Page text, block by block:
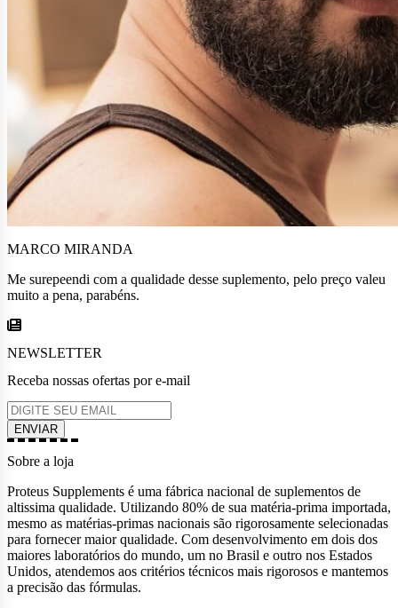
MARCO MIRANDA
Me surepeendi com a qualidade desse suplemento, pelo preço valeu
muito a pena, parabéns.
NEWSLETTER
Receba nossas ofertas por e-mail
Sobre a loja
Proteus Supplements é uma fábrica nacional de suplementos de
altissima qualidade. Utilizando 80% de sua matéria-prima importada,
mesmo as matérias-primas nacionais são rigorosamente selecionadas
para fornecer maior qualidade. Com desenvolvimento em dois dos
maiores laboratórios do mundo, um no Brasil e outro nos Estados
Unidos, atendemos aos critérios técnicos mais rigorosos e mantemos
a precisão das fórmulas.